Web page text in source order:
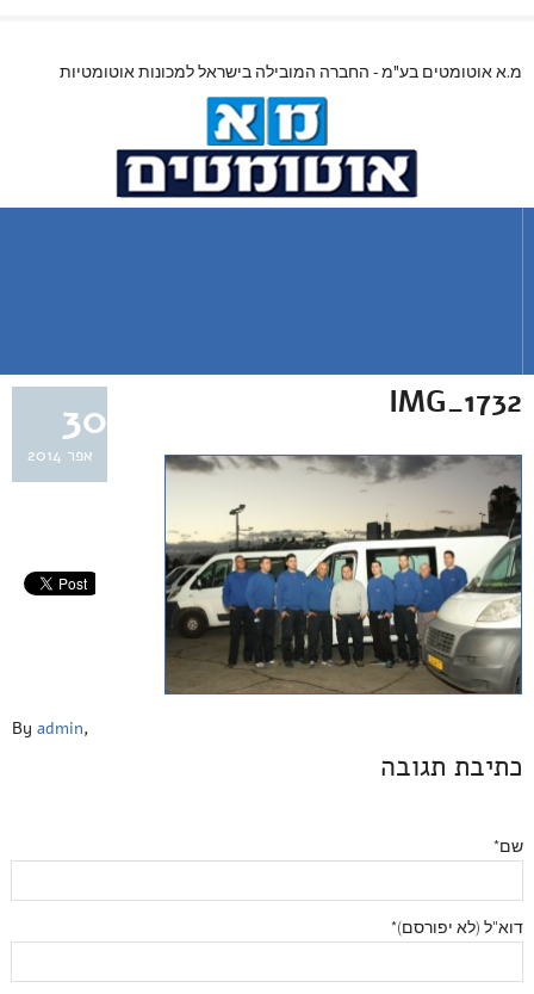
מ.א אוטומטים בע"מ - החברה המובילה בישראל למכונות אוטומטיות
30
אפר 2014
IMG_1732
By admin,
כתיבת תגובה
שם*
דוא"ל (לא יפורסם)*